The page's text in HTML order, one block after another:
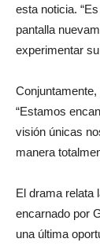
esta noticia.
pantalla
experimentar
“Estamos
visión únicas
manera
El drama relata
encarnado por
una última